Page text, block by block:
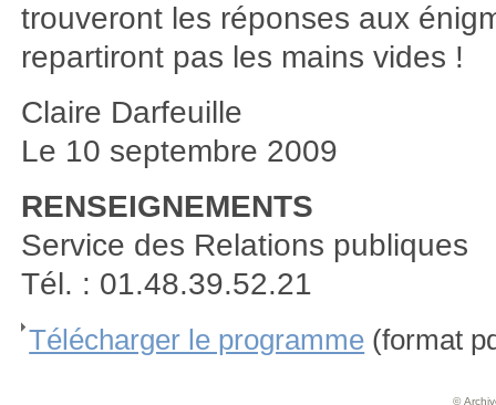
trouveront les réponses aux
repartiront pas les mains vides !
Claire Darfeuille
Le 10 septembre 2009
RENSEIGNEMENTS
Service des Relations publiques
Tél. : 01.48.39.52.21
Télécharger le programme (format
©